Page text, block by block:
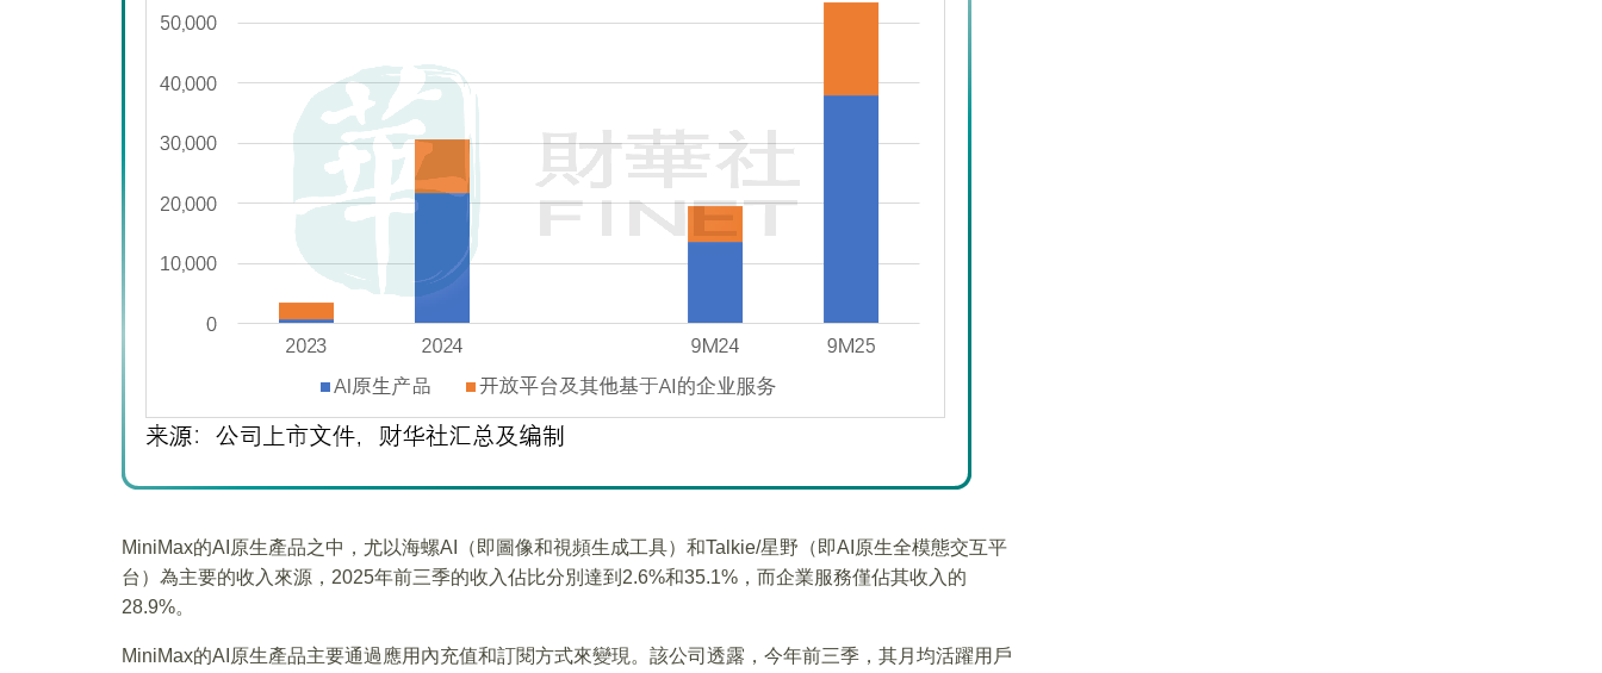
MiniMax的AI原生產品之中，尤以海螺AI（即圖像和視頻生成工具）和Talkie/星野（即AI原生全模態交互平
台）為主要的收入來源，2025年前三季的收入佔比分別達到2.6%和35.1%，而企業服務僅佔其收入的
28.9%。
MiniMax的AI原生產品主要通過應用內充值和訂閱方式來變現。該公司透露，今年前三季，其月均活躍用戶